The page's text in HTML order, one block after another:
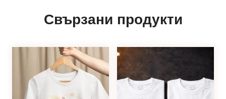
Свързани продукти